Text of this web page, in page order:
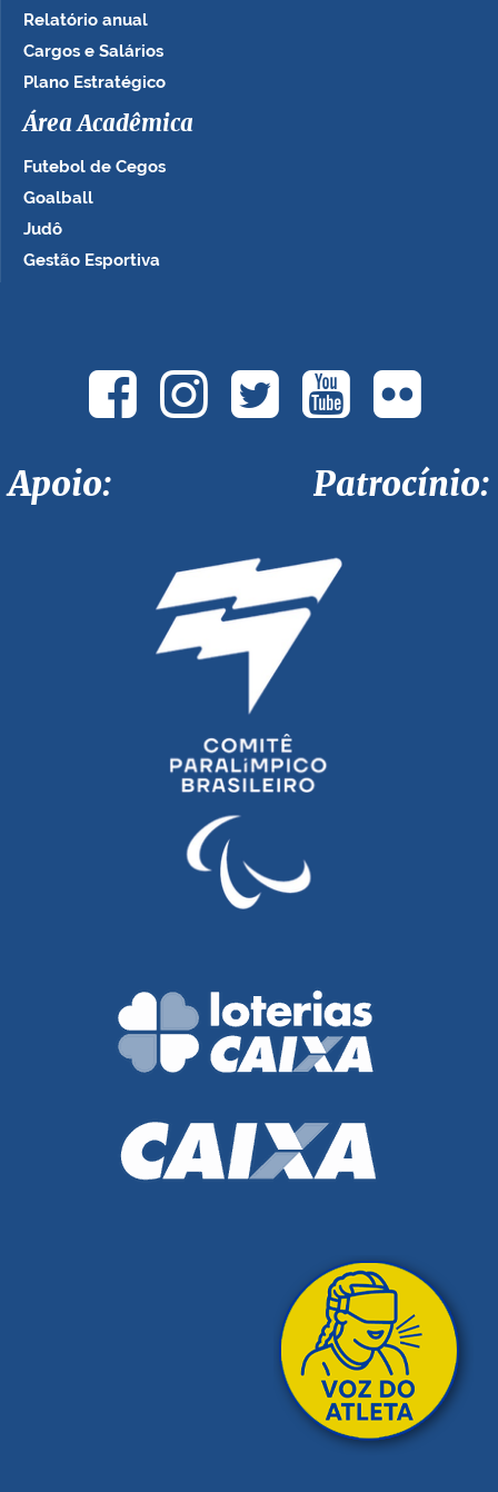
Relatório anual
Cargos e Salários
Plano Estratégico
Área Acadêmica
Futebol de Cegos
Goalball
Judô
Gestão Esportiva
Apoio: Patrocínio: